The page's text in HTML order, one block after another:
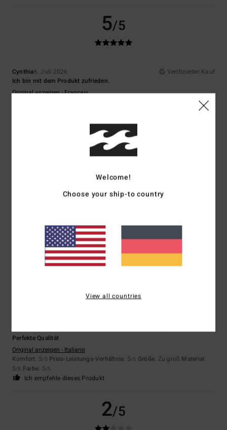
5/5
Cynthia6. Juli 2026
Verifizierter Kauf
Ich bin mit dem Produkt zufrieden.
Original anzeigen - Français
: Perfekte Größe
5/5
/5 Preis-Leistungs-Verhältnis
/5 Farbe: 5/5
Ich empfehle dieses Produkt
Perfekte Qualität
Original anzeigen - Italiano
Komfort: 5/5 Preis-Leistungs-Verhältnis: 5/5 Größe: Zu groß Material:
5/5 Farbe: 5/5
Ich empfehle dieses Produkt
2/5
Welcome!
Choose your ship-to country
View all countries